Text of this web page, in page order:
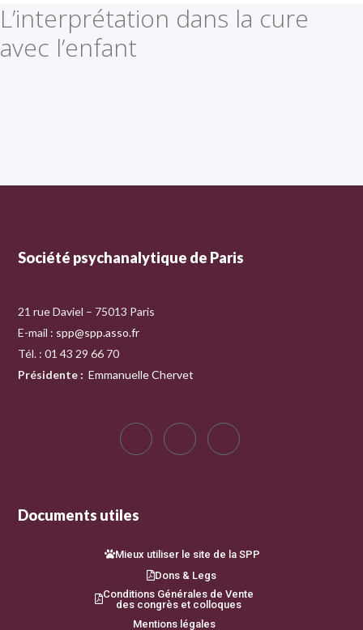
L’interprétation dans la cure
avec l’enfant
Société psychanalytique de Paris
21 rue Daviel – 75013 Paris
E-mail : spp@spp.asso.fr
Tél. : 01 43 29 66 70
Présidente : Emmanuelle Chervet
Documents utiles
Mieux utiliser le site de la SPP
Dons & Legs
Conditions Générales de Vente
des congrès et colloques
Mentions légales